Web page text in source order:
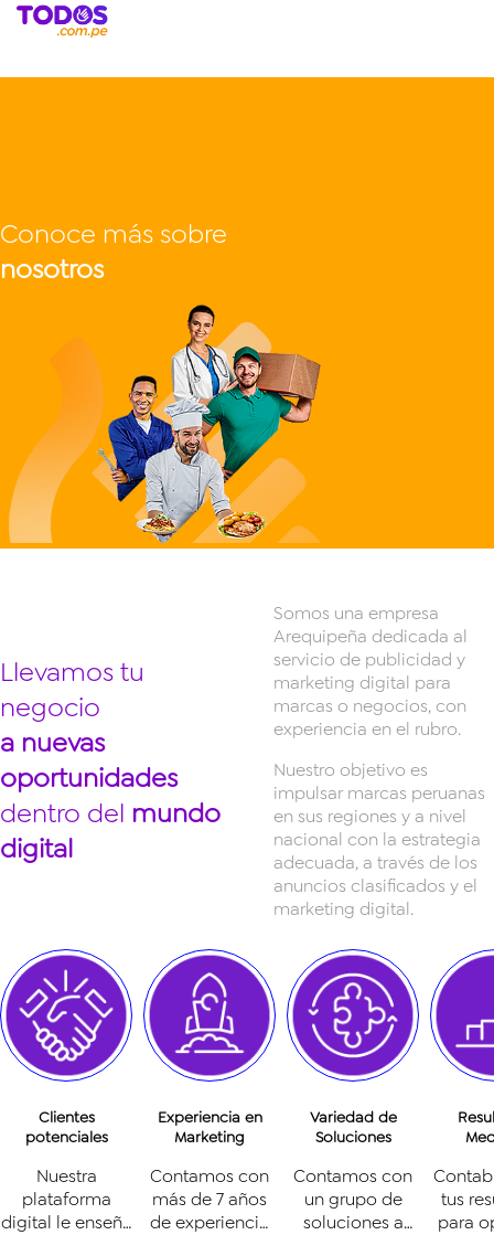
Conoce más sobre
nosotros
Llevamos tu
negocio
a nuevas
oportunidades
dentro del mundo
digital
Somos una empresa
Arequipeña dedicada al
servicio de publicidad y
marketing digital para
marcas o negocios, con
experiencia en el rubro.
Nuestro objetivo es
impulsar marcas peruanas
en sus regiones y a nivel
nacional con la estrategia
adecuada, a través de los
anuncios clasificados y el
marketing digital.
Clientes
potenciales
Nuestra
plataforma
digital le enseña
Experiencia en
Marketing
Contamos con
más de 7 años
de experiencia
Variedad de
Soluciones
Contamos con
un grupo de
soluciones a
tus
para